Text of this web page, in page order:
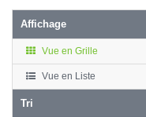
Affichage
Vue en Grille
Vue en Liste
Tri